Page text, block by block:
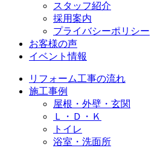
スタッフ紹介
採⽤案内
プライバシーポリシー
お客様の声
イベント情報
リフォーム⼯事の流れ
施⼯事例
屋根・外壁・玄関
Ｌ・Ｄ・Ｋ
トイレ
浴室・洗⾯所